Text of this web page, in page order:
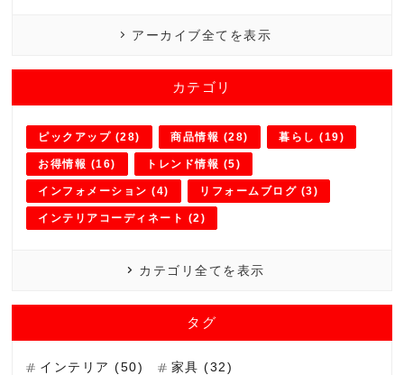
アーカイブ全てを表示
カテゴリ
ピックアップ (28) 商品情報 (28) 暮らし (19)
お得情報 (16) トレンド情報 (5)
インフォメーション (4) リフォームブログ (3)
インテリアコーディネート (2)
カテゴリ全てを表示
タグ
インテリア (50)
家具 (32)